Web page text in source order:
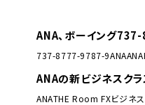
ANA、ボーイング
737-8777-9787-9ANA
ANAの新ビジネスク
ANATHE Room FXビジネ